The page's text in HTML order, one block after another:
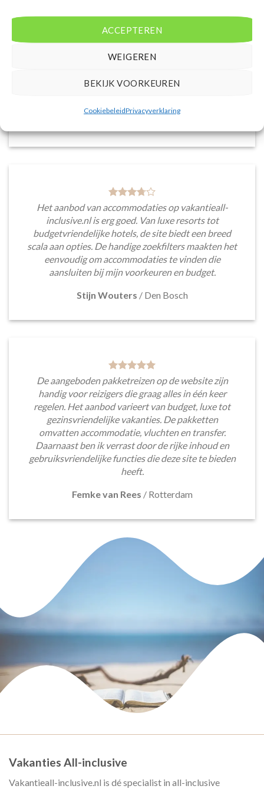
ACCEPTEREN
WEIGEREN
BEKIJK VOORKEUREN
CookiebeleidPrivacyverklaring
prijsklasse en aantal sterren. Pluspunt is de real-
de site te boeken. Daarnaast waardeer ik de
aanbevelingen voor bezienswaardigheden en
Het aanbod van accommodaties op vakantieall-
inclusive.nl is erg goed. Van luxe resorts tot
budgetvriendelijke hotels, de site biedt een breed
scala aan opties. De handige zoekfilters maakten het
eenvoudig om accommodaties te vinden die
aansluiten bij mijn voorkeuren en budget.
Stijn Wouters / Den Bosch
De aangeboden pakketreizen op de website zijn
handig voor reizigers die graag alles in één keer
regelen. Het aanbod varieert van budget, luxe tot
gezinsvriendelijke vakanties. De pakketten
omvatten accommodatie, vluchten en transfer.
Daarnaast ben ik verrast door de rijke inhoud en
gebruiksvriendelijke functies die deze site te bieden
heeft.
Femke van Rees / Rotterdam
Vakanties All-inclusive
Vakantieall-inclusive.nl is dé specialist in all-inclusive